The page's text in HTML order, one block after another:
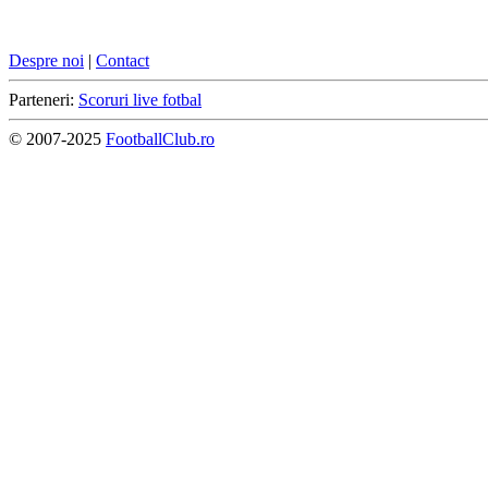
Despre noi | Contact
Parteneri: Scoruri live fotbal
© 2007-2025 FootballClub.ro